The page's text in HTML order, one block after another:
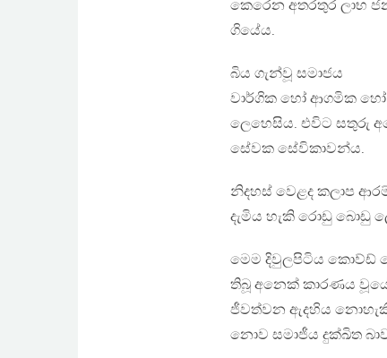
කෙරෙන අතරතුර ලාභ
ගියේය.
බිය ගැන්වූ සමාජය
වාර්ගික හෝ ආගමික හෝ
ලෙහෙසිය. එවිට සතුරු
සේවක සේවිකාවන්ය.
නිදහස් වෙළද කලාප
දැමිය හැකි රොඩු බොඩු
මෙම දිවුලපිටිය කොව්ඩ්
තිබූ අනෙක් කාරණය
ජීවත්වන ඇදහිය
නොව සමාජීය දුක්ඛිත